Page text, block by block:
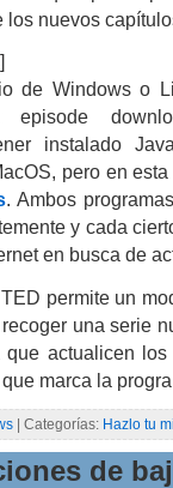
los nuevos
]
de Windows o
episode
instalado
pero en
. Ambos
y cada
en busca de
permite un
una serie
actualicen
marca la
| Categorías: Hazlo tu
de